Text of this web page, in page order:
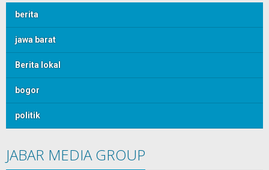
berita
jawa barat
Berita lokal
bogor
politik
JABAR MEDIA GROUP